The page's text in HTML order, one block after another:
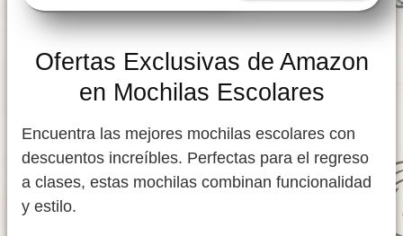
Ofertas Exclusivas de Amazon
en Mochilas Escolares
Encuentra las mejores mochilas escolares con
descuentos increíbles. Perfectas para el regreso
a clases, estas mochilas combinan funcionalidad
y estilo.